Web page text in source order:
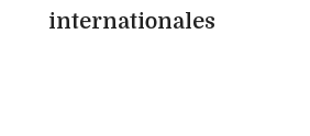
internationales